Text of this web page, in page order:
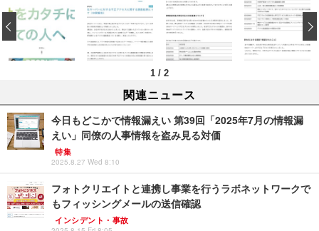
1 / 2
‹
関連ニュース
今日もどこかで情報漏えい 第39回「2025年7月の情報漏
えい」同僚の人事情報を盗み見る対価
特集
2025.8.27 Wed 8:10
フォトクリエイトと連携し事業を行うラボネットワークで
もフィッシングメールの送信確認
インシデント・事故